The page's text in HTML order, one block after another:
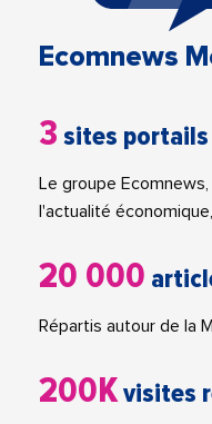
Ecomnews
3 sites portails
Le groupe
l'actualité
20 000
Répartis autour de la
200Kvisites